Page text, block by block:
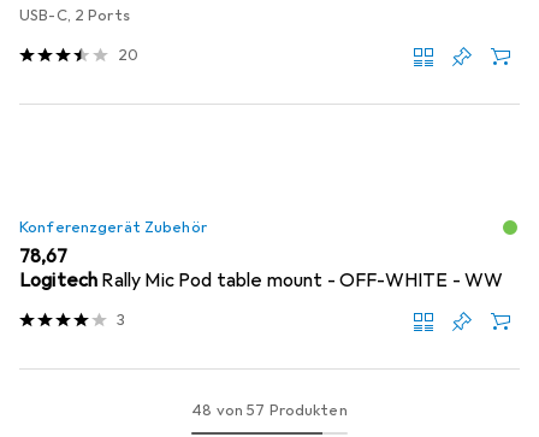
USB-C, 2 Ports
20
Konferenzgerät Zubehör
EUR
78,67
Logitech Rally Mic Pod table mount - OFF-WHITE - WW
3
48 von 57 Produkten